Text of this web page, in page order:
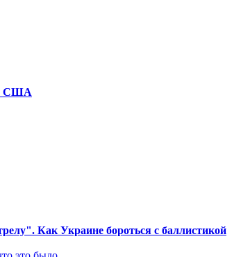
США
Как Украине бороться с баллистикой